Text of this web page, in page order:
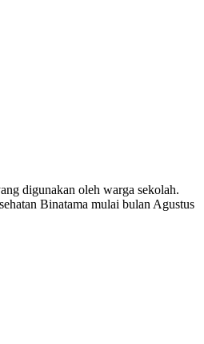
digunakan oleh warga sekolah.
Binatama mulai bulan Agustus